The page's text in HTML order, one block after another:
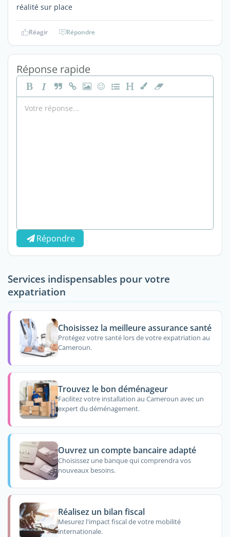
réalité sur place
Réagir Répondre
Réponse rapide
Répondre
Services indispensables pour votre
expatriation
Choisissez la meilleure assurance santé
Protégez votre santé lors de votre expatriation au
Cameroun.
Trouvez le bon déménageur
Facilitez votre installation au Cameroun avec un
expert du déménagement.
Ouvrez un compte bancaire adapté
Choisissez une banque qui comprendra vos
nouveaux besoins.
Réalisez un bilan fiscal
Mesurez l'impact fiscal de votre mobilité
internationale.